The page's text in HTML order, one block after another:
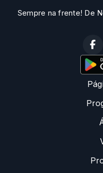
Sempre na frente! De